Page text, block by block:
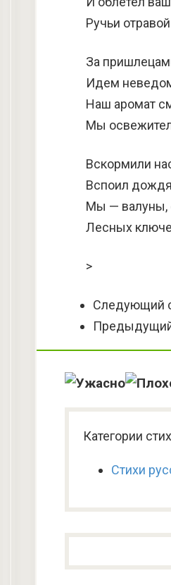
Ручьи
За
Идем
Наш аромат
Мы
Вскормили
Вспоил
Мы — валуны,
Лесных
>
Следующий
Категории
Стихи